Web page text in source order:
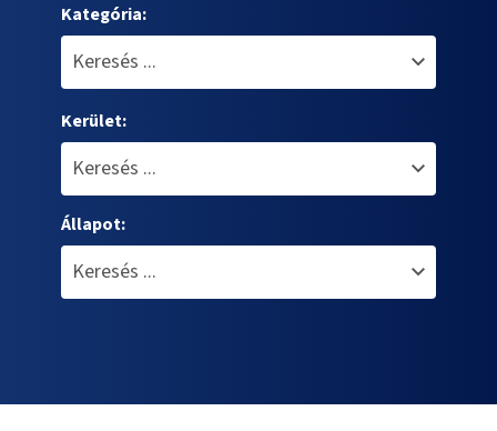
Kategória:
Kerület:
Állapot: